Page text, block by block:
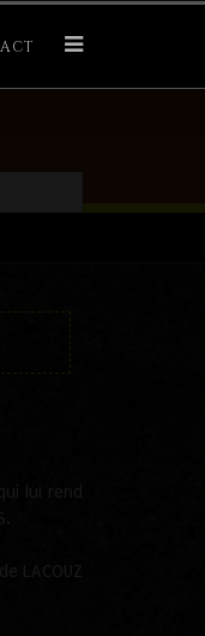
lui rend
LACOUZ